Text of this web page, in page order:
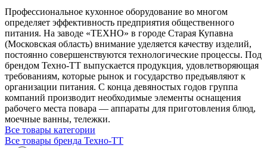
Профессиональное кухонное оборудование во многом
определяет эффективность предприятия общественного
питания. На заводе «ТЕХНО» в городе Старая Купавна
(Московская область) внимание уделяется качеству изделий,
постоянно совершенствуются технологические процессы. Под
брендом Техно-ТТ выпускается продукция, удовлетворяющая
требованиям, которые рынок и государство предъявляют к
организации питания. С конца девяностых годов группа
компаний производит необходимые элементы оснащения
рабочего места повара — аппараты для приготовления блюд,
моечные ванны, тележки.
Все товары категории
Все товары бренда Техно-ТТ